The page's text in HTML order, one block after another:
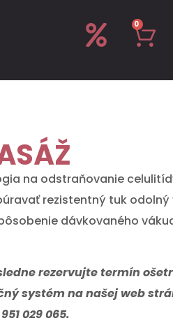
0
na odstraňovanie
rezistentný tuk odolný
dávkovaného
rezervujte termín
systém na našej web
029 065.